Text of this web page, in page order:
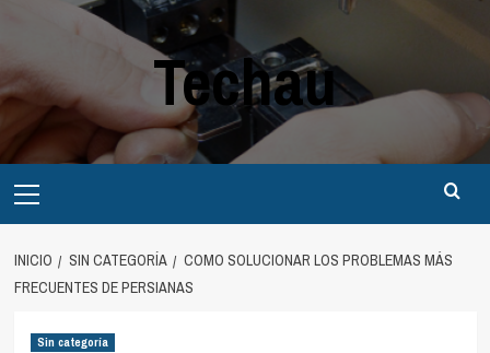
contenido
Techau
principal
INICIO SIN CATEGORÍA
COMO SOLUCIONAR LOS PROBLEMAS MÁS
FRECUENTES DE PERSIANAS
Sin categoría